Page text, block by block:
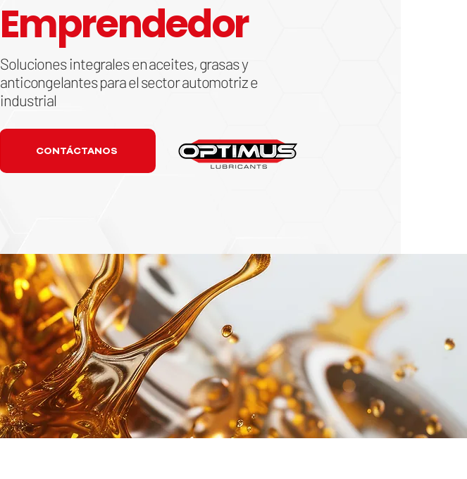
Emprendedor
Soluciones integrales en aceites, grasas y
anticongelantes para el sector automotriz e
industrial
CONTÁCTANOS